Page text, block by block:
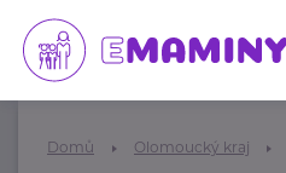
Domů Olomoucký kraj